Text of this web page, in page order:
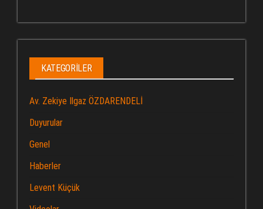
KATEGORILER
Av. Zekiye Ilgaz ÖZDARENDELİ
Duyurular
Genel
Haberler
Levent Küçük